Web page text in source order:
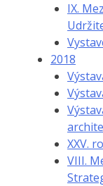
IX.
2018
XXV.
VIII.